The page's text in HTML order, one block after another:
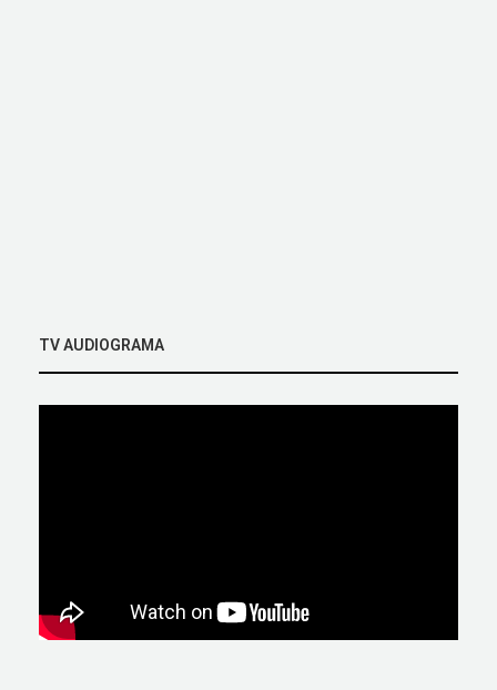
TV AUDIOGRAMA